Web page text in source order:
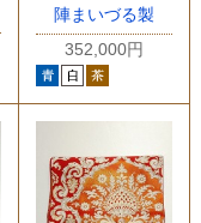
陣まいづる製
352,000円